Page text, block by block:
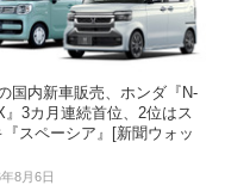
国内新車販売、ホンダ『N-
』3カ月連続首位、2位はス
『スペーシア』[新聞ウォッ
8月6日